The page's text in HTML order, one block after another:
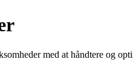
med at håndtere og